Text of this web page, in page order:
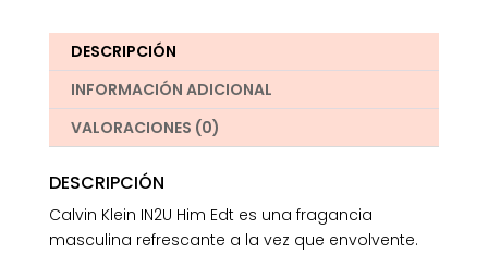
DESCRIPCIÓN
INFORMACIÓN ADICIONAL
VALORACIONES (0)
DESCRIPCIÓN
Calvin Klein IN2U Him Edt es una fragancia
masculina refrescante a la vez que envolvente.